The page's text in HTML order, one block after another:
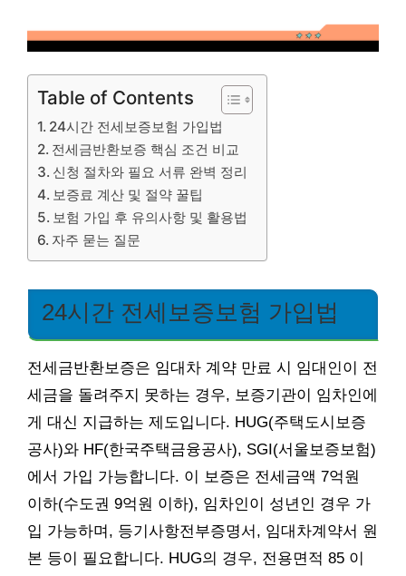
Table of Contents
24시간 전세보증보험 가입법
전세금반환보증 핵심 조건 비교
신청 절차와 필요 서류 완벽 정리
보증료 계산 및 절약 꿀팁
보험 가입 후 유의사항 및 활용법
자주 묻는 질문
24시간 전세보증보험 가입법
전세금반환보증은 임대차 계약 만료 시 임대인이 전
세금을 돌려주지 못하는 경우, 보증기관이 임차인에
게 대신 지급하는 제도입니다. HUG(주택도시보증
공사)와 HF(한국주택금융공사), SGI(서울보증보험)
에서 가입 가능합니다. 이 보증은 전세금액 7억원
이하(수도권 9억원 이하), 임차인이 성년인 경우 가
입 가능하며, 등기사항전부증명서, 임대차계약서 원
본 등이 필요합니다. HUG의 경우, 전용면적 85 이